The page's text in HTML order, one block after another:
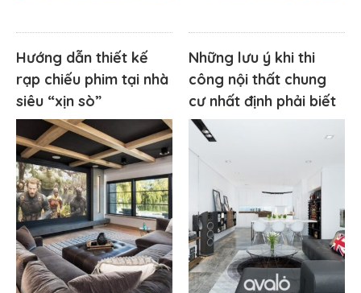
Hướng dẫn thiết kế
rạp chiếu phim tại nhà
siêu “xịn sò”
Những lưu ý khi thi
công nội thất chung
cư nhất định phải biết